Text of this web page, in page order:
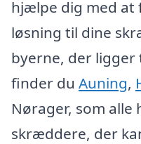
hjælpe dig med at
løsning til dine
byerne, der
finder du Auning,
Nørager, som alle
skræddere, der